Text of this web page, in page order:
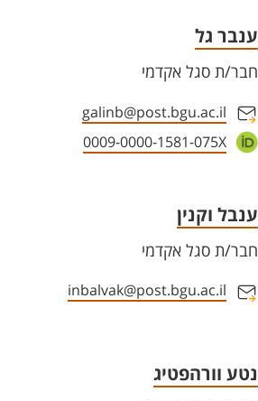
ענבר גל
חבר/ת סגל אקדמי
galinb@post.bgu.ac.il
0009-0000-1581-075X
ענבל וקנין
חבר/ת סגל אקדמי
inbalvak@post.bgu.ac.il
נטע וורהפטיג